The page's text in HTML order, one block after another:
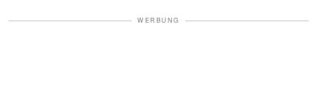
WERBUNG